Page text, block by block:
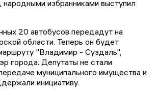
избранниками выступил
20 автобусов передадут на
области. Теперь он будет
"Владимир - Суздаль",
города. Депутаты не стали
муниципального имущества и
инициативу.